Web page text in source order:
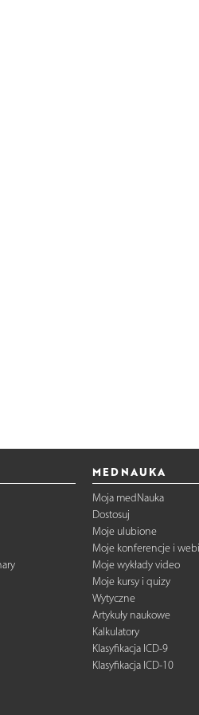
MEDNAUKA
Moja medNauka
Dostosuj
Moje ulubione
Moje konferencje i
Moje wykłady video
Moje kursy i quizy
Wytyczne
Artykuły naukowe
Kalkulatory
Klasyfikacja ICD-9
Klasyfikacja ICD-10